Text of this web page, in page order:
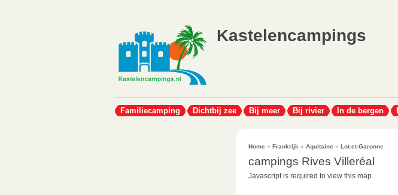
Kastelencampings
Familiecamping Dichtbij zee Bij meer Bij rivier In de bergen
Home » Frankrijk » Aquitaine » Lot-et-Garonne
campings Rives Villeréal
Javascript is required to view this map.